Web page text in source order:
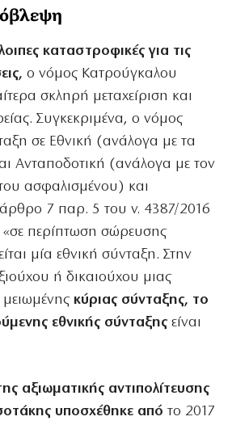
καταστροφικές για τις
ο νόμος Κατρούγκαλου
σκληρή μεταχείριση και
Συγκεκριμένα, ο νόμος
σε Εθνική (ανάλογα με τα
Ανταποδοτική (ανάλογα με τον
ασφαλισμένου) και
7 παρ. 5 του ν. 4387/2016
«σε περίπτωση σώρευσης
μία εθνική σύνταξη. Στην
ή δικαιούχου μιας
κύριας σύνταξης, το
εθνικής σύνταξης είναι
αξιωματικής αντιπολίτευσης
υποσχέθηκε από το 2017